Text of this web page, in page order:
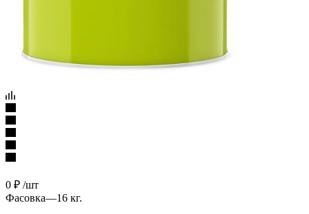
0 ₽ /шт
Фасовка—16 кг.